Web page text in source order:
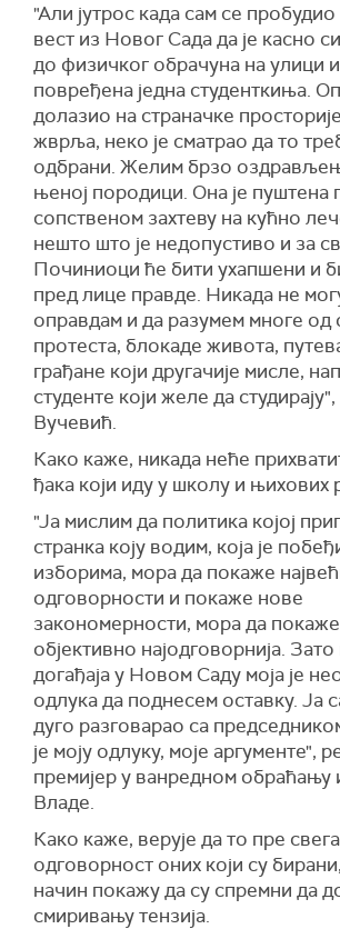
"Али јутрос када сам се
вест из Новог Сада да је касно
до физичког обрачуна на улици и
повређена једна студенткиња.
долазио на страначке
жврља, неко је сматрао да то
одбрани. Желим брзо
њеној породици. Она је пуштена
сопственом захтеву на кућно
нешто што је недопустиво и за
Починиоци ће бити ухапшени и
пред лице правде. Никада не
оправдам и да разумем многе од
протеста, блокаде живота,
грађане који другачије мисле,
студенте који желе да студирају",
Вучевић.
Како каже, никада неће
ђака који иду у школу и њихових
"Ја мислим да политика којој
странка коју водим, која је
изборима, мора да покаже
одговорности и покаже нове
закономерности, мора да покаже
објективно најодговорнија.
догађаја у Новом Саду моја је
одлука да поднесем оставку. Ја
дуго разговарао са
је моју одлуку, моје аргументе",
премијер у ванредном обраћању
Владе.
Како каже, верује да то пре
одговорност оних који су
начин покажу да су спремни да
смиривању тензија.